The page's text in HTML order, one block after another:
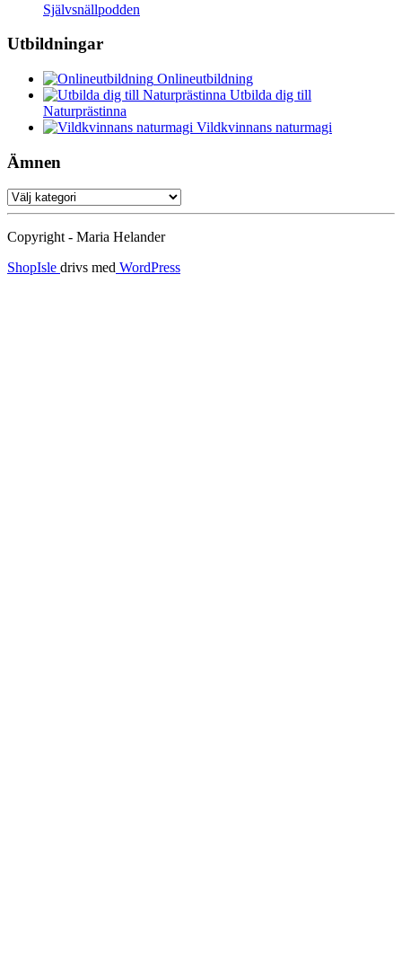
Självsnällpodden
Utbildningar
Onlineutbildning
Utbilda dig till
Naturprästinna
Vildkvinnans naturmagi
Ämnen
Ämnen
Copyright - Maria Helander
ShopIsle drivs med WordPress